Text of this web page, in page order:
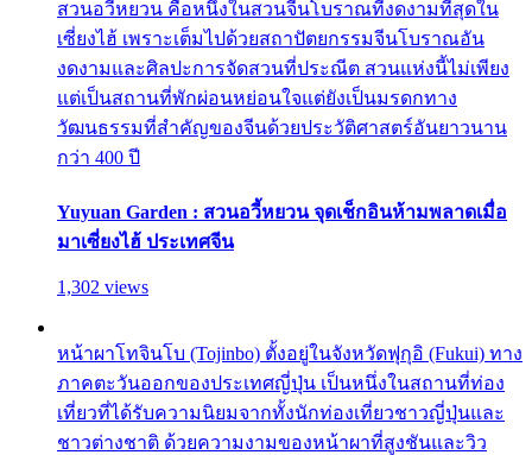
สวนอวี้หยวน คือหนึ่งในสวนจีนโบราณที่งดงามที่สุดใน
เซี่ยงไฮ้ เพราะเต็มไปด้วยสถาปัตยกรรมจีนโบราณอัน
งดงามและศิลปะการจัดสวนที่ประณีต สวนแห่งนี้ไม่เพียง
แต่เป็นสถานที่พักผ่อนหย่อนใจแต่ยังเป็นมรดกทาง
วัฒนธรรมที่สำคัญของจีนด้วยประวัติศาสตร์อันยาวนาน
กว่า 400 ปี
Yuyuan Garden : สวนอวี้หยวน จุดเช็กอินห้ามพลาดเมื่อ
มาเซี่ยงไฮ้ ประเทศจีน
1,302 views
หน้าผาโทจินโบ (Tojinbo) ตั้งอยู่ในจังหวัดฟุกุอิ (Fukui) ทาง
ภาคตะวันออกของประเทศญี่ปุ่น เป็นหนึ่งในสถานที่ท่อง
เที่ยวที่ได้รับความนิยมจากทั้งนักท่องเที่ยวชาวญี่ปุ่นและ
ชาวต่างชาติ ด้วยความงามของหน้าผาที่สูงชันและวิว